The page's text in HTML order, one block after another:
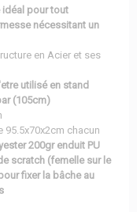
idéal pour tout
nécessitant un
en Acier et ses
utilisé en stand
(105cm)
95.5x70x2cm chacun
200gr enduit PU
scratch (femelle sur le
fixer la bâche au